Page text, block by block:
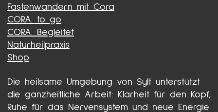
Fastenwandern mit Cora
CORA. to go
CORA. Begleitet
Naturheilpraxis
Shop
Die heilsame Umgebung von Sylt unterstützt
die ganzheitliche Arbeit: Klarheit für den Kopf,
Ruhe für das Nervensystem und neue Energie